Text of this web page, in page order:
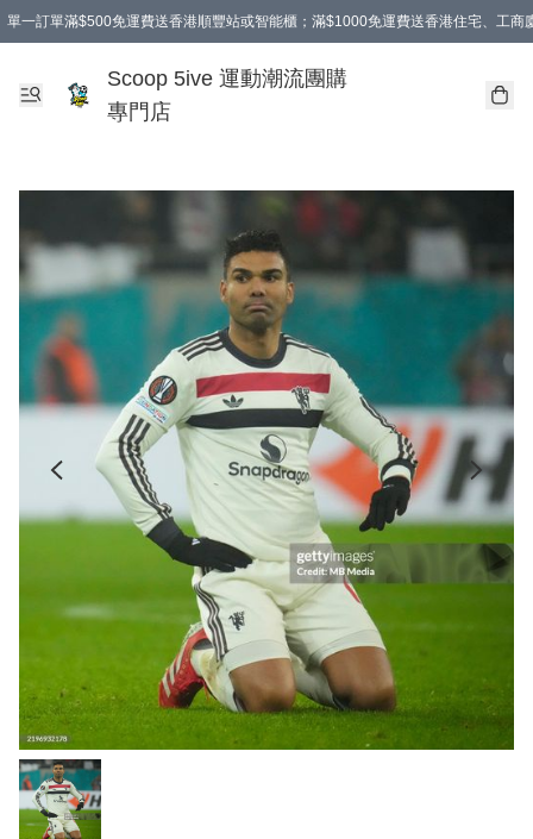
單一訂單滿$500免運費送香港順豐站或智能櫃；滿$1000免運費送香港住宅、工商
Scoop 5ive 運動潮流團購
專門店